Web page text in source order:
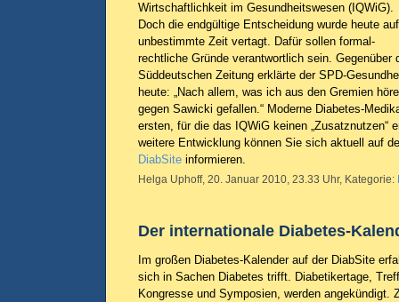
Wirtschaftlichkeit im Gesundheitswesen (IQWiG).
Doch die endgültige Entscheidung wurde heute auf
unbestimmte Zeit vertagt. Dafür sollen formal-
rechtliche Gründe verantwortlich sein. Gegenüber
Süddeutschen Zeitung erklärte der SPD-
heute: „Nach allem, was ich aus den Gremien
gegen Sawicki gefallen.“ Moderne Diabetes-
ersten, für die das IQWiG keinen „Zusatznutzen“
weitere Entwicklung können Sie sich aktuell auf
DiabSite informieren.
Helga Uphoff, 20. Januar 2010, 23.33 Uhr, Kategorie:
Der internationale Diabetes-
Im großen Diabetes-Kalender auf der DiabSite
sich in Sachen Diabetes trifft. Diabetikertage,
Kongresse und Symposien, werden angekündigt.